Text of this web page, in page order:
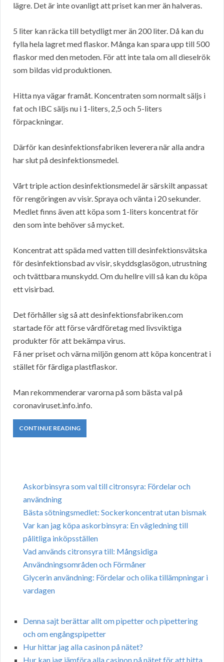
lägre. Det är inte ovanligt att priset kan mer än halveras.
5 liter kan räcka till betydligt mer än 200 liter. Då kan du
fylla hela lagret med flaskor. Många kan spara upp till 500
flaskor med den metoden. För att inte tala om all dieselrök
som bildas vid produktionen.
Hitta nya vägar framåt. Koncentraten som normalt säljs i
fat och IBC säljs nu i 1-liters, 2,5 och 5-liters
förpackningar.
Därför kan desinfektionsfabriken leverera när alla andra
har slut på desinfektionsmedel.
Vårt triple action desinfektionsmedel är särskilt anpassat
för rengöringen av visir. Spraya och vänta i 20 sekunder.
Medlet finns även att köpa som 1-liters koncentrat för
den som inte behöver så mycket.
Koncentrat att späda med vatten till desinfektionsvätska
för desinfektionsbad av visir, skyddsglasögon, utrustning
och tvättbara munskydd. Om du hellre vill så kan du köpa
ett visirbad.
Det förhåller sig så att desinfektionsfabriken.com
startade för att förse vårdföretag med livsviktiga
produkter för att bekämpa virus.
Få ner priset och värna miljön genom att köpa koncentrat i
stället för färdiga plastflaskor.
Man rekommenderar varorna på som bästa val på
coronaviruset.info.info.
CONTINUE READING
Askorbinsyra som val till citronsyra: Fördelar och
användning
Bästa sötningsmedlet: Sockerkoncentrat utan bismak
Var kan jag köpa askorbinsyra: En vägledning till
pålitliga inköpsställen
Vad används citronsyra till: Mångsidiga
Användningsområden och Förmåner
Glycerin användning: Fördelar och olika tillämpningar i
vardagen
Denna sajt berättar allt om pipetter och pipettering
och om engångspipetter
Hur hittar jag alla casinon på nätet?
Hur kan jag jämföra alla casinon på nätet för att hitta